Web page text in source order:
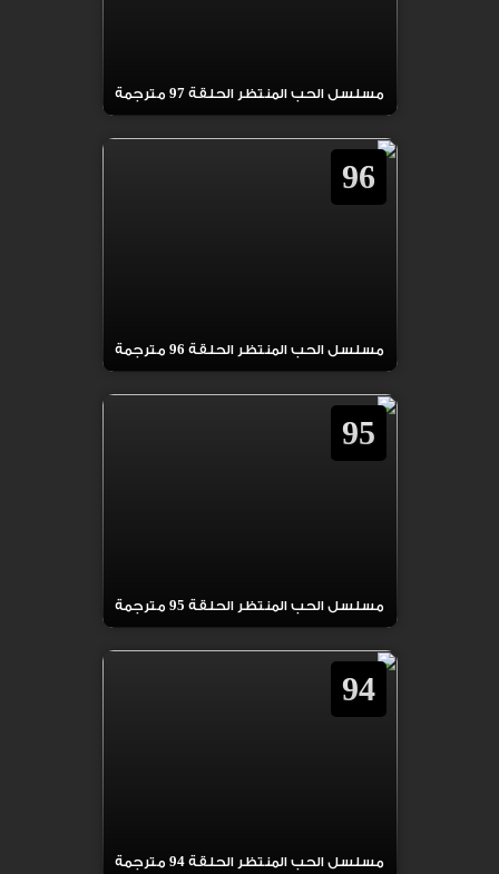
مسلسل الحب المنتظر الحلقة 97 مترجمة
96
مسلسل الحب المنتظر الحلقة 96 مترجمة
95
مسلسل الحب المنتظر الحلقة 95 مترجمة
94
مسلسل الحب المنتظر الحلقة 94 مترجمة